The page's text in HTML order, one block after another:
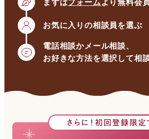
まずはフォームより無料会
お気に入りの相談員を選ぶ
電話相談かメール相談、
お好きな方法を選択して相